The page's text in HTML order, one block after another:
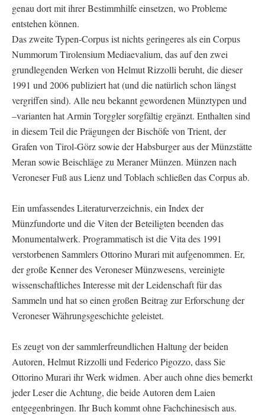
genau dort mit ihrer Bestimmhilfe einsetzen, wo Probleme
entstehen können.
Das zweite Typen-Corpus ist nichts geringeres als ein Corpus
Nummorum Tirolensium Mediaevalium, das auf den zwei
grundlegenden Werken von Helmut Rizzolli beruht, die dieser
1991 und 2006 publiziert hat (und die natürlich schon längst
vergriffen sind). Alle neu bekannt gewordenen Münztypen und
–varianten hat Armin Torggler sorgfältig ergänzt. Enthalten sind
in diesem Teil die Prägungen der Bischöfe von Trient, der
Grafen von Tirol-Görz sowie der Habsburger aus der Münzstätte
Meran sowie Beischläge zu Meraner Münzen. Münzen nach
Veroneser Fuß aus Lienz und Toblach schließen das Corpus ab.
Ein umfassendes Literaturverzeichnis, ein Index der
Münzfundorte und die Viten der Beteiligten beenden das
Monumentalwerk. Programmatisch ist die Vita des 1991
verstorbenen Sammlers Ottorino Murari mit aufgenommen. Er,
der große Kenner des Veroneser Münzwesens, vereinigte
wissenschaftliches Interesse mit der Leidenschaft für das
Sammeln und hat so einen großen Beitrag zur Erforschung der
Veroneser Währungsgeschichte geleistet.
Es zeugt von der sammlerfreundlichen Haltung der beiden
Autoren, Helmut Rizzolli und Federico Pigozzo, dass Sie
Ottorino Murari ihr Werk widmen. Aber auch ohne dies bemerkt
jeder Leser die Achtung, die beide Autoren dem Laien
entgegenbringen. Ihr Buch kommt ohne Fachchinesisch aus.